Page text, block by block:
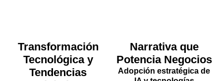
Transformación
Tecnológica y
Tendencias
Narrativa que
Potencia Negocios
Adopción estratégica de